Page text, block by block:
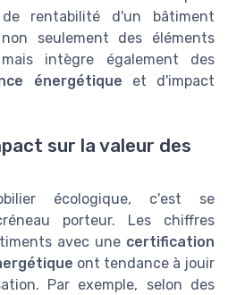
de rentabilité d'un bâtiment
seulement des éléments
intègre également des
énergétique et d'impact
sur la valeur des
écologique, c'est se
porteur. Les chiffres
avec une certification
ont tendance à jouir
Par exemple, selon des